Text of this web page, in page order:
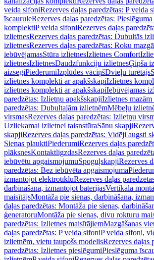
veida sifoniRezerves daļas paredzētas: P veida
īscauruleRezerves daļas paredzētas:
komplektiP veida sifoniRezerves daļas
izlietnesRezerves daļas paredzētas: Dubultās
izlietnesRezerves daļas paredzētas: Roku
iebūvējamasStūra izlietnesIzlietnes Comfort
izlietnesIzlietnesDaudzfunkciju izlietnesĢipša
aizsegiPiederumiIzplūdes vāciņšDvieļu turētājs
izlietnes komplekti ar apakšskapiIzlietnes
izlietnes komplekti ar apakšskapiIebūvējamas
paredzētas: Izlietņu apakšskapjiIzlietnes
paredzētas: Dubultajām izlietnēmMēbeļu
virsmasRezerves daļas paredzētas: Izlietņu
Uzliekamai izlietnei taisnstūraSānu skapji
skapjiRezerves daļas paredzētas: Vidēji augsti
Sienas plauktiPiederumiRezerves daļas
plāksnesKontaktligzdasRezerves daļas
iebūvētu apgaismojumuSpoguļskapjiRezerves
paredzētas: Bez iebūvēta apgaismojuma
izmantojot elektrotīkluRezerves daļas
darbināšana, izmantojot baterijasVertikāla
maisītājsMontāža pie sienas, darbināšana,
daļas paredzētas: Montāža pie sienas,
ģeneratoruMontāža pie sienas, divu rokturu
paredzētas: Izlietnes maisītājiemMazgāšanas
daļas paredzētas: P veida sifoniP veida sifoni,
izlietnēm, vietu taupošs modelisRezerves daļas
paredzētas: Izlietnes pieslēgumiPieslēguma